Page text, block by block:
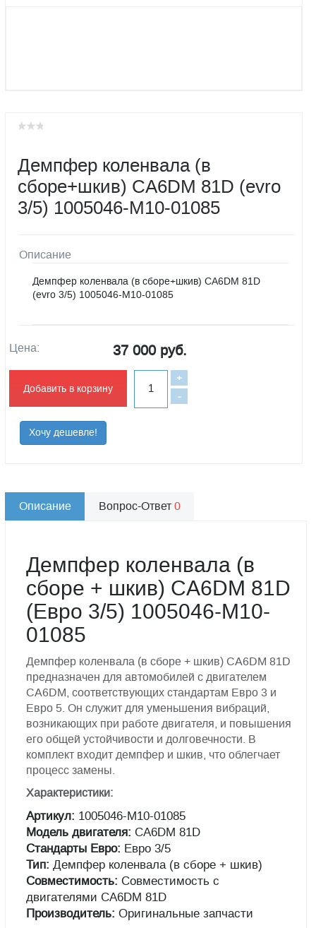
Демпфер коленвала (в
сборе+шкив) CA6DM 81D (evro
3/5) 1005046-M10-01085
Описание
Демпфер коленвала (в сборе+шкив) CA6DM 81D
(evro 3/5) 1005046-M10-01085
Цена: 37 000 руб.
Добавить в корзину
-
+
Хочу дешевле!
Описание Вопрос-Ответ0
Демпфер коленвала (в
сборе + шкив) CA6DM 81D
(Евро 3/5) 1005046-M10-
01085
Демпфер коленвала (в сборе + шкив) CA6DM 81D
предназначен для автомобилей с двигателем
CA6DM, соответствующих стандартам Евро 3 и
Евро 5. Он служит для уменьшения вибраций,
возникающих при работе двигателя, и повышения
его общей устойчивости и долговечности. В
комплект входит демпфер и шкив, что облегчает
процесс замены.
Характеристики:
Артикул: 1005046-M10-01085
Модель двигателя: CA6DM 81D
Стандарты Евро: Евро 3/5
Тип: Демпфер коленвала (в сборе + шкив)
Совместимость: Совместимость с
двигателями CA6DM 81D
Производитель: Оригинальные запчасти